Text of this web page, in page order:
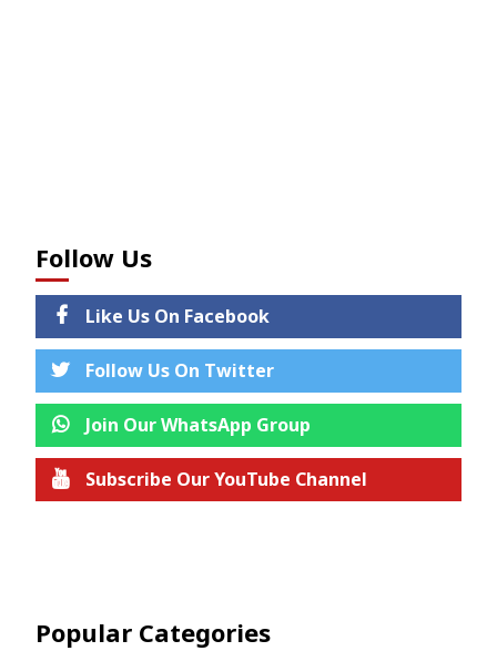
Follow Us
Like Us On Facebook
Follow Us On Twitter
Join Our WhatsApp Group
Subscribe Our YouTube Channel
Popular Categories